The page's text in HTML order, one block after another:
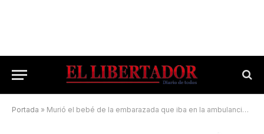
Portada » Murió el bebé de la embarazada que iba en la ambulancia que chocó en la ruta 14